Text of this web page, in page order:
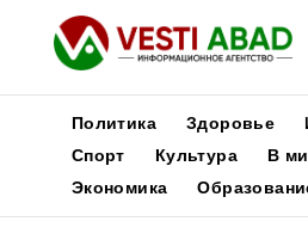
Новости
Политика Здоровье
Спорт
Культура В
Экономика